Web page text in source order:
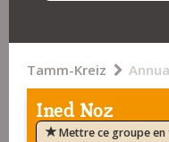
Tamm-Kreiz
Ined Noz
Mettre ce groupe